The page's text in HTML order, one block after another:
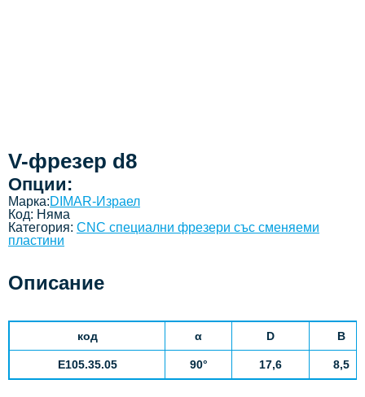
V-фрезер d8
Опции:
Марка:DIMAR-Израел
Код: Няма
Категория: CNC специални фрезери със сменяеми
пластини
Описание
код α D B
E105.35.05 90° 17,6 8,5